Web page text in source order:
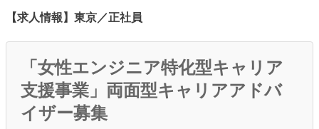
【求人情報】東京／正社員
「女性エンジニア特化型キャリア
支援事業」両面型キャリアアドバ
イザー募集